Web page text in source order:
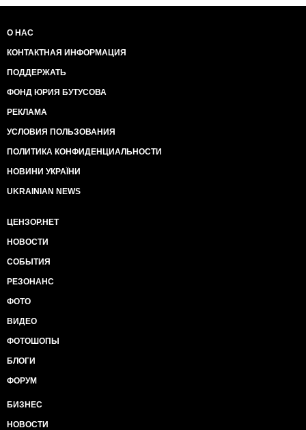
О НАС
КОНТАКТНАЯ ИНФОРМАЦИЯ
ПОДДЕРЖАТЬ
ФОНД ЮРИЯ БУТУСОВА
РЕКЛАМА
УСЛОВИЯ ПОЛЬЗОВАНИЯ
ПОЛИТИКА КОНФИДЕНЦИАЛЬНОСТИ
НОВИНИ УКРАЇНИ
UKRAINIAN NEWS
ЦЕНЗОР.НЕТ
НОВОСТИ
СОБЫТИЯ
РЕЗОНАНС
ФОТО
ВИДЕО
ФОТОШОПЫ
БЛОГИ
ФОРУМ
БИЗНЕС
НОВОСТИ